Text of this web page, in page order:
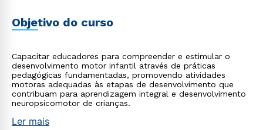
Objetivo do curso
Capacitar educadores para compreender e estimular o
desenvolvimento motor infantil através de práticas
pedagógicas fundamentadas, promovendo atividades
motoras adequadas às etapas de desenvolvimento que
contribuam para aprendizagem integral e desenvolvimento
neuropsicomotor de crianças.
Ler mais